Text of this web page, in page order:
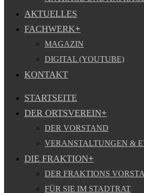
AKTUELLES
FACHWERK
MAGAZIN
DIGITAL (YOUTUBE)
KONTAKT
STARTSEITE
DER ORTSVEREIN
DER VORSTAND
VERANSTALTUNGEN &
DIE FRAKTION
DER FRAKTIONS
FÜR SIE IM STADTRAT